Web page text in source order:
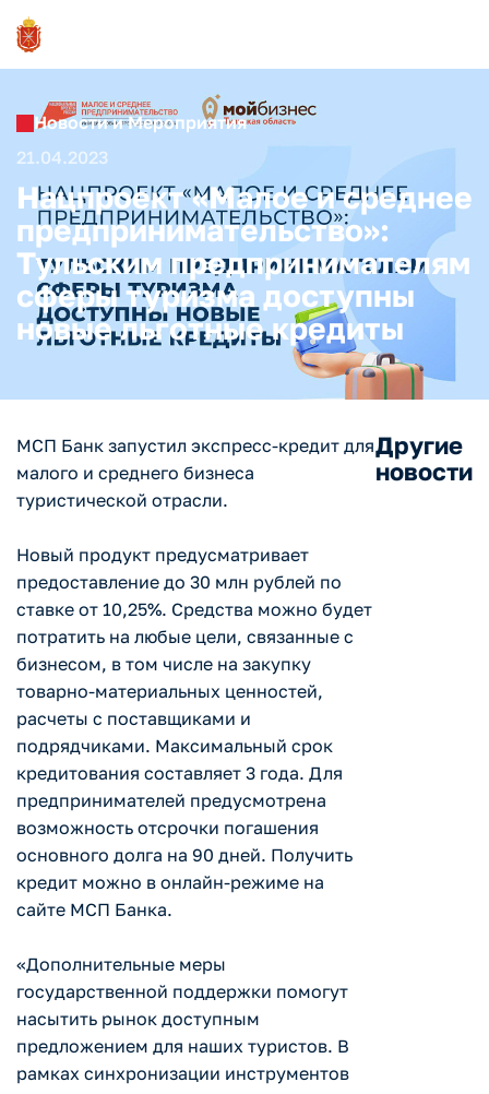
Новости и Мероприятия
21.04.2023
Нацпроект «Малое и среднее
предпринимательство»:
Тульским предпринимателям
сферы туризма доступны
новые льготные кредиты
МСП Банк запустил экспресс-кредит для
малого и среднего бизнеса
туристической отрасли.
Новый продукт предусматривает
предоставление до 30 млн рублей по
ставке от 10,25%. Средства можно будет
потратить на любые цели, связанные с
бизнесом, в том числе на закупку
товарно-материальных ценностей,
расчеты с поставщиками и
подрядчиками. Максимальный срок
кредитования составляет 3 года. Для
предпринимателей предусмотрена
возможность отсрочки погашения
основного долга на 90 дней. Получить
кредит можно в онлайн-режиме на
сайте МСП Банка.
«Дополнительные меры
государственной поддержки помогут
насытить рынок доступным
предложением для наших туристов. В
рамках синхронизации инструментов
Другие
новости